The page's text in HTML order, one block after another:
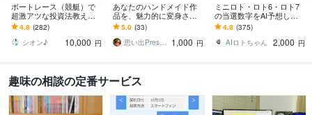
ボートレース（競艇）で
超激アツな投資法教えま
す 予想ではなく投資で
す。出走箱を見るだけ
で、秒殺で丸わかり！
4.8 (282)
シオン♪
10,000 円
あなたのハンドメイド作
品を、魅力的に変身させ
ます オリジナル受注も☆
【アクセサリー台紙／ハ
ンドメイド台紙】
5.0 (33)
思い出Presenter☆
1,000 円
ミニロト・ロト6・ロト7
の当選数字をAI予想しま
す プログラミング言語Pyt
honで当選数字をAIにて5
点予測
4.8 (375)
AIロトちゃん
2,000 円
趣味の相談の定番サービス